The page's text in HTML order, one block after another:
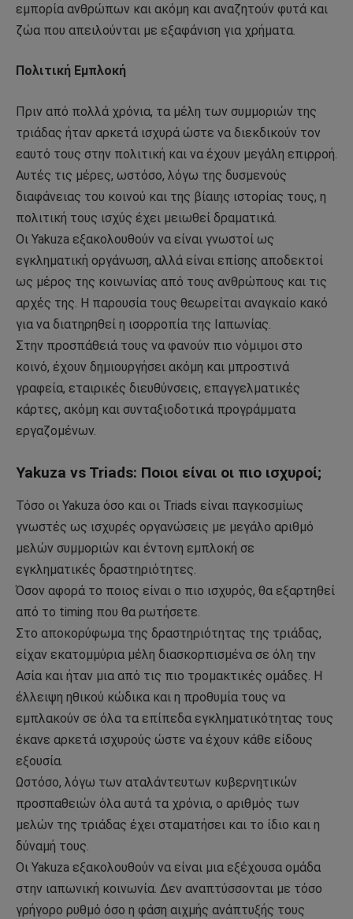
εμπορία ανθρώπων και ακόμη και αναζητούν φυτά και
ζώα που απειλούνται με εξαφάνιση για χρήματα.
Πολιτική Εμπλοκή
Πριν από πολλά χρόνια, τα μέλη των συμμοριών της
τριάδας ήταν αρκετά ισχυρά ώστε να διεκδικούν τον
εαυτό τους στην πολιτική και να έχουν μεγάλη επιρροή.
Αυτές τις μέρες, ωστόσο, λόγω της δυσμενούς
διαφάνειας του κοινού και της βίαιης ιστορίας τους, η
πολιτική τους ισχύς έχει μειωθεί δραματικά.
Οι Yakuza εξακολουθούν να είναι γνωστοί ως
εγκληματική οργάνωση, αλλά είναι επίσης αποδεκτοί
ως μέρος της κοινωνίας από τους ανθρώπους και τις
αρχές της. Η παρουσία τους θεωρείται αναγκαίο κακό
για να διατηρηθεί η ισορροπία της Ιαπωνίας.
Στην προσπάθειά τους να φανούν πιο νόμιμοι στο
κοινό, έχουν δημιουργήσει ακόμη και μπροστινά
γραφεία, εταιρικές διευθύνσεις, επαγγελματικές
κάρτες, ακόμη και συνταξιοδοτικά προγράμματα
εργαζομένων.
Yakuza vs Triads: Ποιοι είναι οι πιο ισχυροί;
Τόσο οι Yakuza όσο και οι Triads είναι παγκοσμίως
γνωστές ως ισχυρές οργανώσεις με μεγάλο αριθμό
μελών συμμοριών και έντονη εμπλοκή σε
εγκληματικές δραστηριότητες.
Όσον αφορά το ποιος είναι ο πιο ισχυρός, θα εξαρτηθεί
από το timing που θα ρωτήσετε.
Στο αποκορύφωμα της δραστηριότητας της τριάδας,
είχαν εκατομμύρια μέλη διασκορπισμένα σε όλη την
Ασία και ήταν μια από τις πιο τρομακτικές ομάδες. Η
έλλειψη ηθικού κώδικα και η προθυμία τους να
εμπλακούν σε όλα τα επίπεδα εγκληματικότητας τους
έκανε αρκετά ισχυρούς ώστε να έχουν κάθε είδους
εξουσία.
Ωστόσο, λόγω των αταλάντευτων κυβερνητικών
προσπαθειών όλα αυτά τα χρόνια, ο αριθμός των
μελών της τριάδας έχει σταματήσει και το ίδιο και η
δύναμή τους.
Οι Yakuza εξακολουθούν να είναι μια εξέχουσα ομάδα
στην ιαπωνική κοινωνία. Δεν αναπτύσσονται με τόσο
γρήγορο ρυθμό όσο η φάση αιχμής ανάπτυξής τους